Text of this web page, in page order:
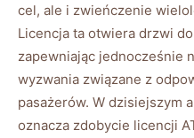
cel, ale i zwieńczenie
Licencja ta otwiera drzwi
zapewniając jednocześnie
wyzwania związane z
pasażerów. W dzisiejszym
oznacza zdobycie licencji